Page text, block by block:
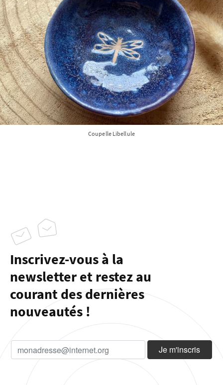
Coupelle Libellule
Inscrivez-vous à la
newsletter et restez au
courant des dernières
nouveautés !